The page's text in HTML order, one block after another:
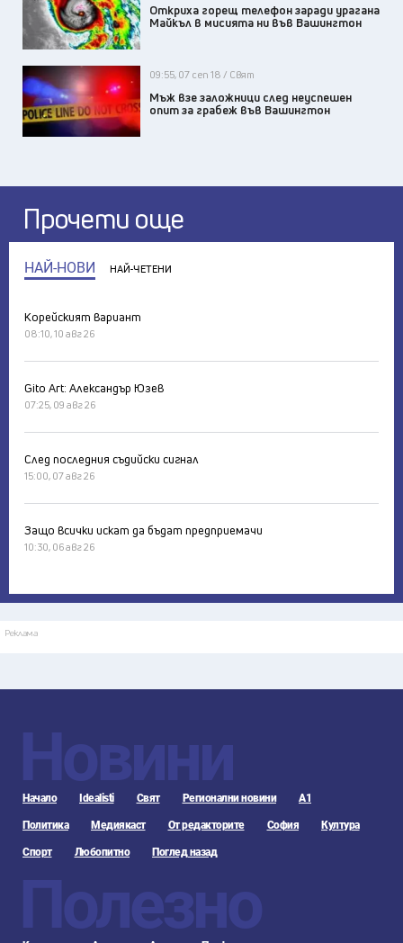
Откриха горещ телефон заради урагана
Майкъл в мисията ни във Вашингтон
09:55, 07 сеп 18 / Свят
Мъж взе заложници след неуспешен
опит за грабеж във Вашингтон
Прочети още
НАЙ-НОВИ НАЙ-ЧЕТЕНИ
Корейският вариант
08:10, 10 авг 26
Gito Art: Александър Юзев
07:25, 09 авг 26
След последния съдийски сигнал
15:00, 07 авг 26
Защо всички искат да бъдат предприемачи
10:30, 06 авг 26
Реклама
Новини
Начало Idealisti Свят Регионални новини А1
Политика Медиякаст От редакторите София Култура
Спорт Любопитно Поглед назад
Полезно